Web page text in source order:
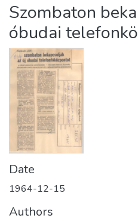
About us
Szombaton
óbudai
Date
1964-12-15
Authors